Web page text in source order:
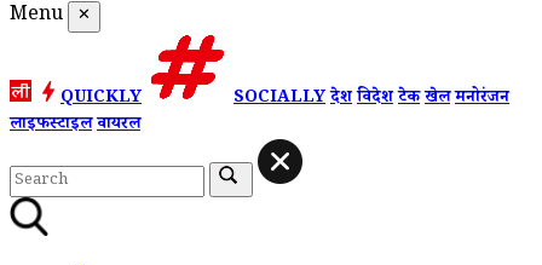
Menu ✕
QUICKLY SOCIALLYदेशविदेशटेकखेलमनोरंजन
लाइफस्टाइलवायरल